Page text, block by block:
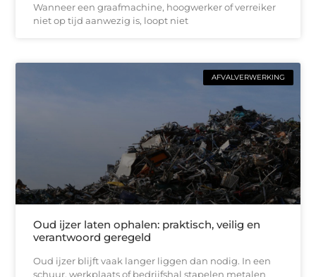
Wanneer een graafmachine, hoogwerker of verreiker
niet op tijd aanwezig is, loopt niet
AFVALVERWERKING
Oud ijzer laten ophalen: praktisch, veilig en
verantwoord geregeld
Oud ijzer blijft vaak langer liggen dan nodig. In een
schuur, werkplaats of bedrijfshal stapelen metalen